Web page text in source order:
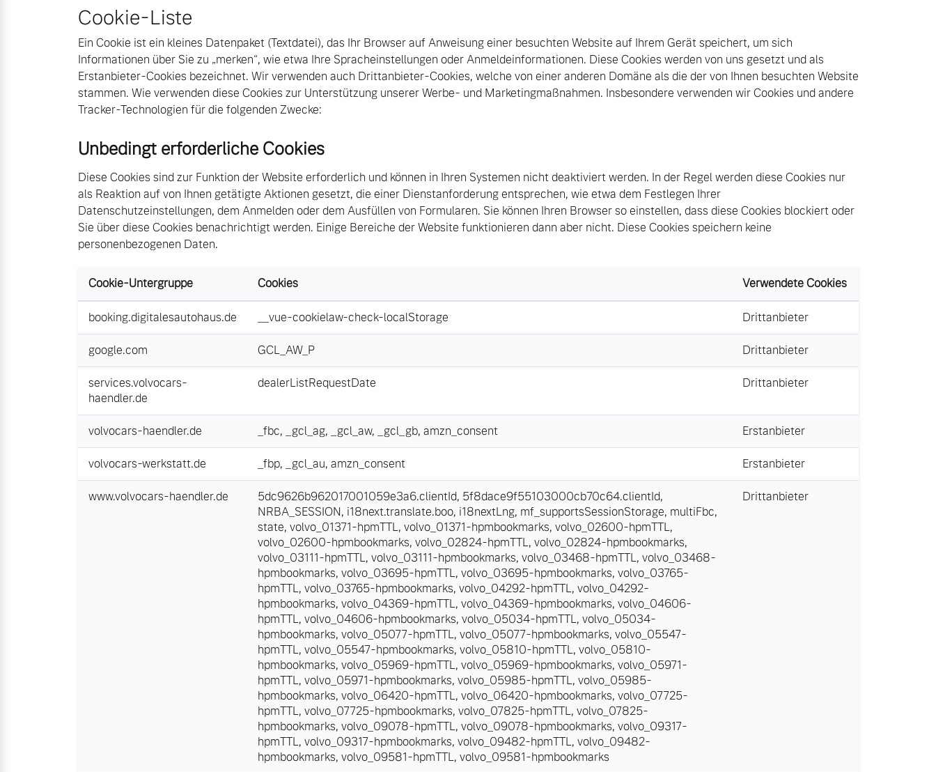
Aktuelle Zubehörangebote
Gebrauchtwagen
Aktuelle Zubehörangebote
Aktuelle Serviceangebote
Service by Volvo
Über uns
Unser Team
Unsere News & Events
Cookie-Liste
Ein Cookie ist ein kleines Datenpaket (Textdatei), das Ihr Browser auf Anweisung einer besuchten Website auf Ihrem Gerät speichert, um sich
Informationen über Sie zu „merken“, wie etwa Ihre Spracheinstellungen oder Anmeldeinformationen. Diese Cookies werden von uns gesetzt und als
Erstanbieter-Cookies bezeichnet. Wir verwenden auch Drittanbieter-Cookies, welche von einer anderen Domäne als die der von Ihnen besuchten Website
stammen. Wie verwenden diese Cookies zur Unterstützung unserer Werbe- und Marketingmaßnahmen. Insbesondere verwenden wir Cookies und andere
Tracker-Technologien für die folgenden Zwecke:
Unbedingt erforderliche Cookies
Diese Cookies sind zur Funktion der Website erforderlich und können in Ihren Systemen nicht deaktiviert werden. In der Regel werden diese Cookies nur
als Reaktion auf von Ihnen getätigte Aktionen gesetzt, die einer Dienstanforderung entsprechen, wie etwa dem Festlegen Ihrer
Datenschutzeinstellungen, dem Anmelden oder dem Ausfüllen von Formularen. Sie können Ihren Browser so einstellen, dass diese Cookies blockiert oder
Sie über diese Cookies benachrichtigt werden. Einige Bereiche der Website funktionieren dann aber nicht. Diese Cookies speichern keine
personenbezogenen Daten.
Cookie-Untergruppe Cookies Verwendete Cookies
booking.digitalesautohaus.de __vue-cookielaw-check-localStorage Drittanbieter
google.com GCL_AW_P Drittanbieter
services.volvocars-
haendler.de
dealerListRequestDate Drittanbieter
volvocars-haendler.de _fbc, _gcl_ag, _gcl_aw, _gcl_gb, amzn_consent Erstanbieter
volvocars-werkstatt.de _fbp, _gcl_au, amzn_consent Erstanbieter
www.volvocars-haendler.de 5dc9626b962017001059e3a6.clientId, 5f8dace9f55103000cb70c64.clientId,
NRBA_SESSION, i18next.translate.boo, i18nextLng, mf_supportsSessionStorage, multiFbc,
state, volvo_01371-hpmTTL, volvo_01371-hpmbookmarks, volvo_02600-hpmTTL,
volvo_02600-hpmbookmarks, volvo_02824-hpmTTL, volvo_02824-hpmbookmarks,
volvo_03111-hpmTTL, volvo_03111-hpmbookmarks, volvo_03468-hpmTTL, volvo_03468-
hpmbookmarks, volvo_03695-hpmTTL, volvo_03695-hpmbookmarks, volvo_03765-
hpmTTL, volvo_03765-hpmbookmarks, volvo_04292-hpmTTL, volvo_04292-
hpmbookmarks, volvo_04369-hpmTTL, volvo_04369-hpmbookmarks, volvo_04606-
hpmTTL, volvo_04606-hpmbookmarks, volvo_05034-hpmTTL, volvo_05034-
hpmbookmarks, volvo_05077-hpmTTL, volvo_05077-hpmbookmarks, volvo_05547-
hpmTTL, volvo_05547-hpmbookmarks, volvo_05810-hpmTTL, volvo_05810-
hpmbookmarks, volvo_05969-hpmTTL, volvo_05969-hpmbookmarks, volvo_05971-
hpmTTL, volvo_05971-hpmbookmarks, volvo_05985-hpmTTL, volvo_05985-
hpmbookmarks, volvo_06420-hpmTTL, volvo_06420-hpmbookmarks, volvo_07725-
hpmTTL, volvo_07725-hpmbookmarks, volvo_07825-hpmTTL, volvo_07825-
hpmbookmarks, volvo_09078-hpmTTL, volvo_09078-hpmbookmarks, volvo_09317-
hpmTTL, volvo_09317-hpmbookmarks, volvo_09482-hpmTTL, volvo_09482-
hpmbookmarks, volvo_09581-hpmTTL, volvo_09581-hpmbookmarks
Drittanbieter